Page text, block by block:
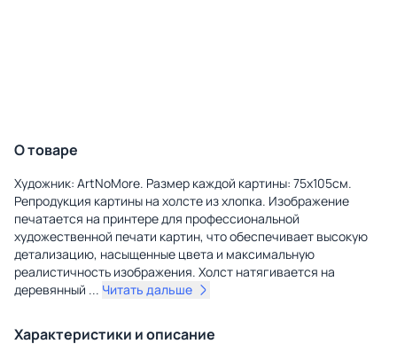
О товаре
Художник: ArtNoMore. Размер каждой картины: 75х105см.
Репродукция картины на холсте из хлопка. Изображение
печатается на принтере для профессиональной
художественной печати картин, что обеспечивает высокую
детализацию, насыщенные цвета и максимальную
реалистичность изображения. Холст натягивается на
деревянный ... Читать дальше
Характеристики и описание